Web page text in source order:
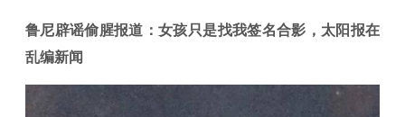
鲁尼辟谣偷腥报道：女孩只是找我签名合影，太阳报在
乱编新闻